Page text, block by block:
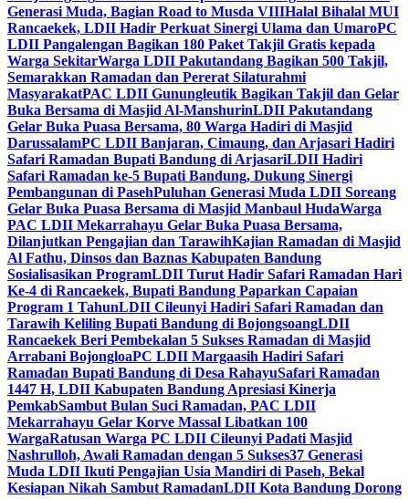
Generasi Muda, Bagian Road to Musda VIIIHalal Bihalal MUI
Rancaekek, LDII Hadir Perkuat Sinergi Ulama dan UmaroPC
LDII Pangalengan Bagikan 180 Paket Takjil Gratis kepada
Warga SekitarWarga LDII Pakutandang Bagikan 500 Takjil,
Semarakkan Ramadan dan Pererat Silaturahmi
MasyarakatPAC LDII Gunungleutik Bagikan Takjil dan Gelar
Buka Bersama di Masjid Al-ManshurinLDII Pakutandang
Gelar Buka Puasa Bersama, 80 Warga Hadiri di Masjid
DarussalamPC LDII Banjaran, Cimaung, dan Arjasari Hadiri
Safari Ramadan Bupati Bandung di ArjasariLDII Hadiri
Safari Ramadan ke-5 Bupati Bandung, Dukung Sinergi
Pembangunan di PasehPuluhan Generasi Muda LDII Soreang
Gelar Buka Puasa Bersama di Masjid Manbaul HudaWarga
PAC LDII Mekarrahayu Gelar Buka Puasa Bersama,
Dilanjutkan Pengajian dan TarawihKajian Ramadan di Masjid
Al Fathu, Dinsos dan Baznas Kabupaten Bandung
Sosialisasikan ProgramLDII Turut Hadir Safari Ramadan Hari
Ke-4 di Rancaekek, Bupati Bandung Paparkan Capaian
Program 1 TahunLDII Cileunyi Hadiri Safari Ramadan dan
Tarawih Keliling Bupati Bandung di BojongsoangLDII
Rancaekek Beri Pembekalan 5 Sukses Ramadan di Masjid
Arrabani BojongloaPC LDII Margaasih Hadiri Safari
Ramadan Bupati Bandung di Desa RahayuSafari Ramadan
1447 H, LDII Kabupaten Bandung Apresiasi Kinerja
PemkabSambut Bulan Suci Ramadan, PAC LDII
Mekarrahayu Gelar Korve Massal Libatkan 100
WargaRatusan Warga PC LDII Cileunyi Padati Masjid
Nashrulloh, Awali Ramadan dengan 5 Sukses37 Generasi
Muda LDII Ikuti Pengajian Usia Mandiri di Paseh, Bekal
Kesiapan Nikah Sambut RamadanLDII Kota Bandung Dorong